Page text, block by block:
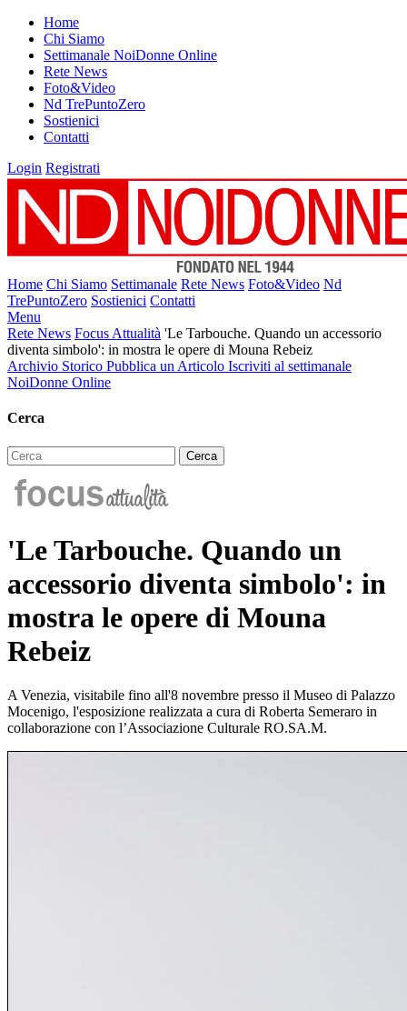
Home
Chi Siamo
Settimanale NoiDonne Online
Rete News
Foto&Video
Nd TrePuntoZero
Sostienici
Contatti
Login Registrati
Home Chi Siamo Settimanale Rete News Foto&Video Nd
TrePuntoZero Sostienici Contatti
Menu
Rete News Focus Attualità 'Le Tarbouche. Quando un accessorio
diventa simbolo': in mostra le opere di Mouna Rebeiz
Archivio Storico Pubblica un Articolo Iscriviti al settimanale
NoiDonne Online
Cerca
'Le Tarbouche. Quando un
accessorio diventa simbolo': in
mostra le opere di Mouna
Rebeiz
A Venezia, visitabile fino all'8 novembre presso il Museo di Palazzo
Mocenigo, l'esposizione realizzata a cura di Roberta Semeraro in
collaborazione con l’Associazione Culturale RO.SA.M.